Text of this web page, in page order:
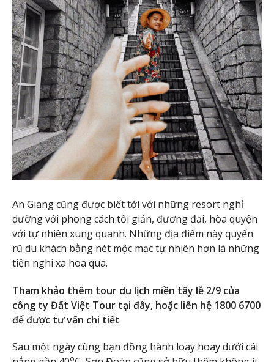
An Giang cũng được biết tới với những resort nghỉ
dưỡng với phong cách tối giản, đương đại, hòa quyện
với tự nhiên xung quanh. Những địa điểm này quyến
rũ du khách bằng nét mộc mạc tự nhiên hơn là những
tiện nghi xa hoa qua.
Tham khảo thêm tour du lịch miền tây lễ 2/9 của
công ty Đất Việt Tour tại đây, hoặc liên hệ 1800 6700
để được tư vấn chi tiết
Sau một ngày cùng bạn đồng hành loay hoay dưới cái
o